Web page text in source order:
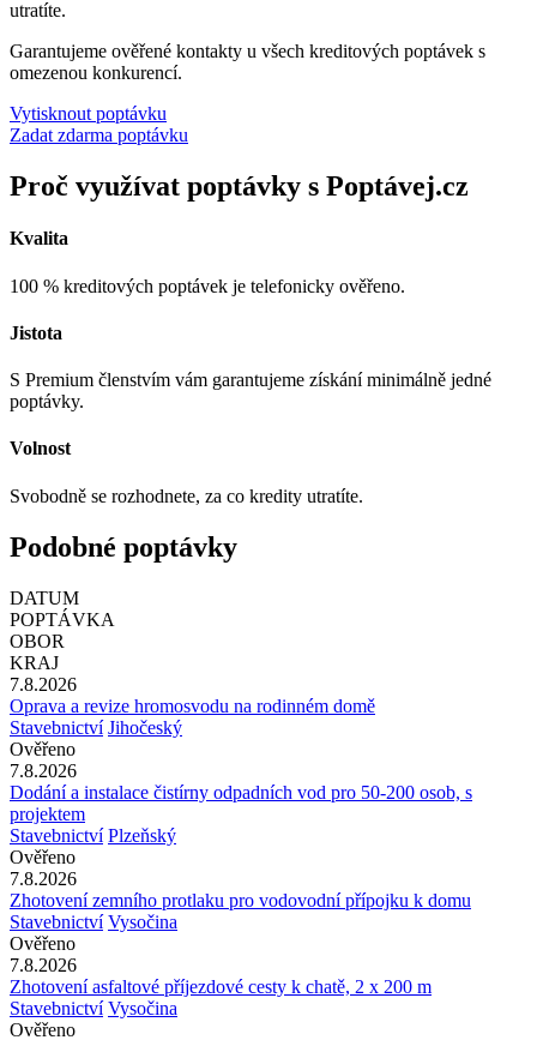
utratíte.
Garantujeme ověřené kontakty u všech kreditových poptávek s
omezenou konkurencí.
Vytisknout poptávku
Zadat zdarma poptávku
Proč využívat poptávky s Poptávej.cz
Kvalita
100 % kreditových poptávek je telefonicky ověřeno.
Jistota
S Premium členstvím vám garantujeme získání minimálně jedné
poptávky.
Volnost
Svobodně se rozhodnete, za co kredity utratíte.
Podobné poptávky
DATUM
POPTÁVKA
OBOR
KRAJ
7.8.2026
Oprava a revize hromosvodu na rodinném domě
Stavebnictví Jihočeský
Ověřeno
7.8.2026
Dodání a instalace čistírny odpadních vod pro 50-200 osob, s
projektem
Stavebnictví Plzeňský
Ověřeno
7.8.2026
Zhotovení zemního protlaku pro vodovodní přípojku k domu
Stavebnictví Vysočina
Ověřeno
7.8.2026
Zhotovení asfaltové příjezdové cesty k chatě, 2 x 200 m
Stavebnictví Vysočina
Ověřeno